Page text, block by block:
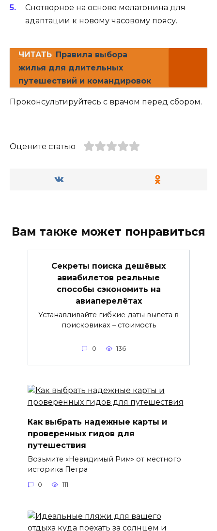
Снотворное на основе мелатонина для
адаптации к новому часовому поясу.
ЧИТАТЬ Правила выбора
жилья для длительных
путешествий и командировок
Проконсультируйтесь с врачом перед сбором.
Оцените статью
Вам также может понравиться
Секреты поиска дешёвых
авиабилетов реальные
способы сэкономить на
авиаперелётах
Устанавливайте гибкие даты вылета в
поисковиках – стоимость
0 136
Как выбрать надежные карты и
проверенных гидов для
путешествия
Возьмите «Невидимый Рим» от местного
историка Петра
0 111